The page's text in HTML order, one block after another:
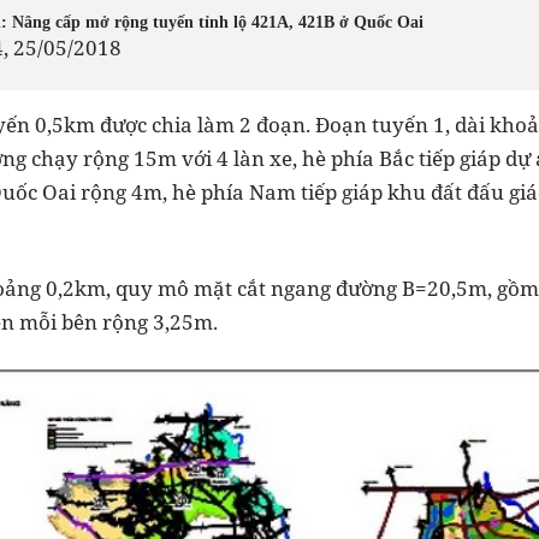
Nâng cấp mở rộng tuyến tỉnh lộ 421A, 421B ở Quốc Oai
25/05/2018
0,5km được chia làm 2 đoạn. Đoạn tuyến 1, dài
chạy rộng 15m với 4 làn xe, hè phía Bắc tiếp giáp
Oai rộng 4m, hè phía Nam tiếp giáp khu đất đấu
0,2km, quy mô mặt cắt ngang đường B=20,5m,
mỗi bên rộng 3,25m.